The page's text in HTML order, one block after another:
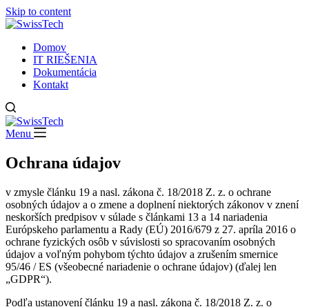
Skip to content
Domov
IT RIEŠENIA
Dokumentácia
Kontakt
Menu
Ochrana údajov
v zmysle článku 19 a nasl. zákona č. 18/2018 Z. z. o ochrane
osobných údajov a o zmene a doplnení niektorých zákonov v znení
neskorších predpisov v súlade s článkami 13 a 14 nariadenia
Európskeho parlamentu a Rady (EÚ) 2016/679 z 27. apríla 2016 o
ochrane fyzických osôb v súvislosti so spracovaním osobných
údajov a voľným pohybom týchto údajov a zrušením smernice
95/46 / ES (všeobecné nariadenie o ochrane údajov) (ďalej len
„GDPR“).
Podľa ustanovení článku 19 a nasl. zákona č. 18/2018 Z. z. o